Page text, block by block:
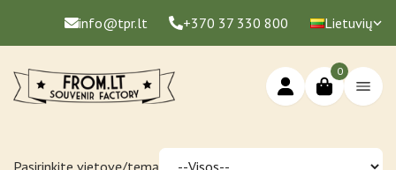
info@tpr.lt +370 37 330 800 Lietuvių
0
Pasirinkite vietovę/temą